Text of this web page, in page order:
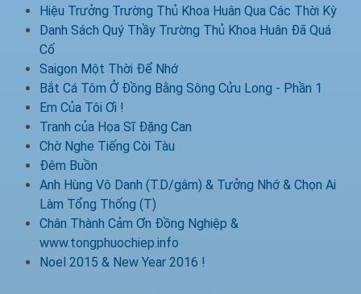
Hiệu Trưởng Trường Thủ Khoa Huân Qua Các Thời Kỳ
Danh Sách Quý Thầy Trường Thủ Khoa Huân Đã Quá
Cố
Saigon Một Thời Để Nhớ
Bắt Cá Tôm Ở Đồng Bằng Sông Cửu Long - Phần 1
Em Của Tôi Ơi !
Tranh của Họa Sĩ Đặng Can
Chờ Nghe Tiếng Còi Tàu
Đêm Buồn
Anh Hùng Vô Danh (T.D/gâm) & Tưởng Nhớ & Chọn Ai
Làm Tổng Thống (T)
Chân Thành Cảm Ơn Đồng Nghiệp &
www.tongphuochiep.info
Noel 2015 & New Year 2016 !